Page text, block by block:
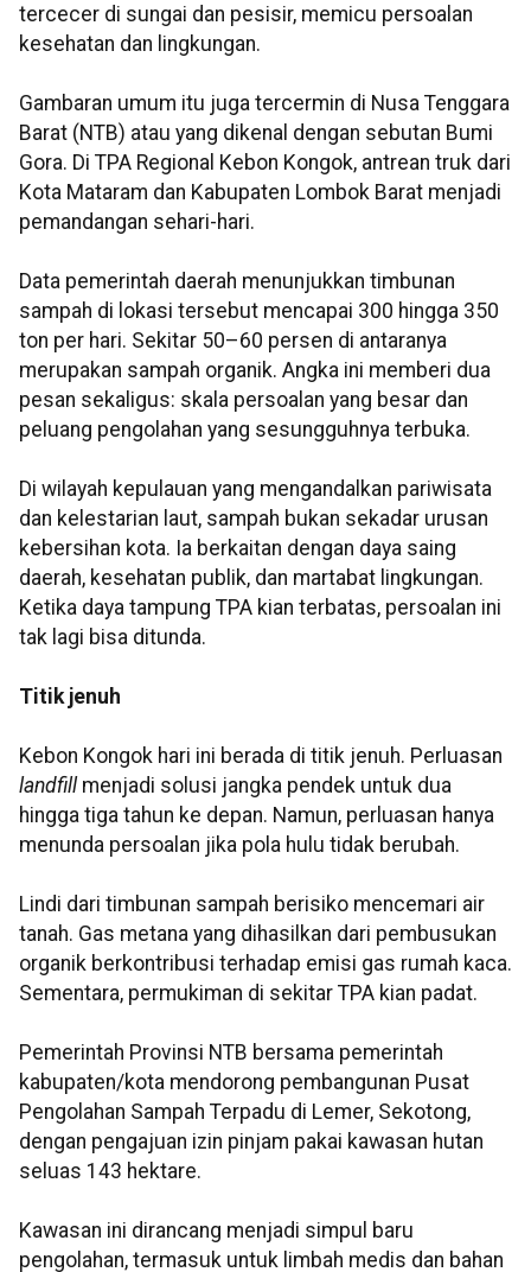
tercecer di sungai dan pesisir, memicu persoalan
kesehatan dan lingkungan.
Gambaran umum itu juga tercermin di Nusa Tenggara
Barat (NTB) atau yang dikenal dengan sebutan Bumi
Gora. Di TPA Regional Kebon Kongok, antrean truk dari
Kota Mataram dan Kabupaten Lombok Barat menjadi
pemandangan sehari-hari.
Data pemerintah daerah menunjukkan timbunan
sampah di lokasi tersebut mencapai 300 hingga 350
ton per hari. Sekitar 50–60 persen di antaranya
merupakan sampah organik. Angka ini memberi dua
pesan sekaligus: skala persoalan yang besar dan
peluang pengolahan yang sesungguhnya terbuka.
Di wilayah kepulauan yang mengandalkan pariwisata
dan kelestarian laut, sampah bukan sekadar urusan
kebersihan kota. Ia berkaitan dengan daya saing
daerah, kesehatan publik, dan martabat lingkungan.
Ketika daya tampung TPA kian terbatas, persoalan ini
tak lagi bisa ditunda.
Titik jenuh
Kebon Kongok hari ini berada di titik jenuh. Perluasan
landfillmenjadi solusi jangka pendek untuk dua
hingga tiga tahun ke depan. Namun, perluasan hanya
menunda persoalan jika pola hulu tidak berubah.
Lindi dari timbunan sampah berisiko mencemari air
tanah. Gas metana yang dihasilkan dari pembusukan
organik berkontribusi terhadap emisi gas rumah kaca.
Sementara, permukiman di sekitar TPA kian padat.
Pemerintah Provinsi NTB bersama pemerintah
kabupaten/kota mendorong pembangunan Pusat
Pengolahan Sampah Terpadu di Lemer, Sekotong,
dengan pengajuan izin pinjam pakai kawasan hutan
seluas 143 hektare.
Kawasan ini dirancang menjadi simpul baru
pengolahan, termasuk untuk limbah medis dan bahan